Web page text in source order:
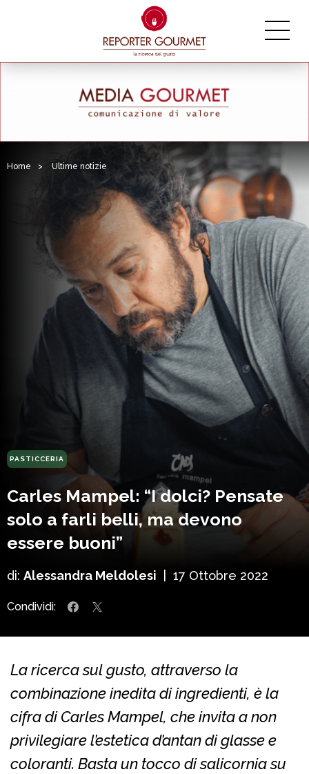
Home > Ultime notizie
PASTICCERIA
Carles Mampel: “I dolci? Pensate
solo a farli belli, ma devono
essere buoni”
di: Alessandra Meldolesi 17 Ottobre 2022
Condividi:
La ricerca sul gusto, attraverso la
combinazione inedita di ingredienti, è la
cifra di Carles Mampel, che invita a non
privilegiare l’estetica d’antan di glasse e
coloranti. Basta un tocco di salicornia su